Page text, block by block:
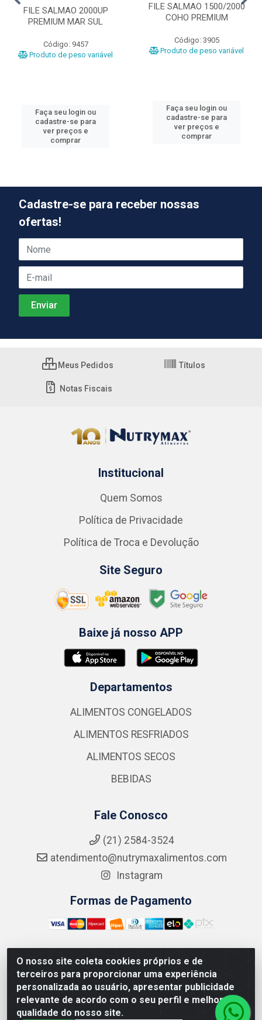
FILE SALMAO 2000UP
PREMIUM MAR SUL
Código: 9457
Produto de peso variável
Faça seu login ou
cadastre-se para
ver preços e
comprar
FILE SALMAO 1500/2000
COHO PREMIUM
Código: 3905
Produto de peso variável
Faça seu login ou
cadastre-se para
ver preços e
comprar
O nosso site coleta cookies próprios e de
terceiros para proporcionar uma experiência
personalizada ao usuário, apresentar publicidade
relevante de acordo com o seu perfil e melhorar a
qualidade do nosso site.
Cadastre-se para receber nossas
ofertas!
Meus Pedidos Títulos
Notas Fiscais
Institucional
Quem Somos
Política de Privacidade
Política de Troca e Devolução
Site Seguro
Baixe já nosso APP
Departamentos
ALIMENTOS CONGELADOS
ALIMENTOS RESFRIADOS
ALIMENTOS SECOS
BEBIDAS
Fale Conosco
(21) 2584-3524
atendimento@nutrymaxalimentos.com
Instagram
Formas de Pagamento
NUTRY MAX COMÉRCIO DE PRODUTOS ALIMENTICIOS
LTDA - RUA DO FEIJÃO, 721 PENHA CIRCULAR/RJ -
CNPJ: 15.796.122/0001-03